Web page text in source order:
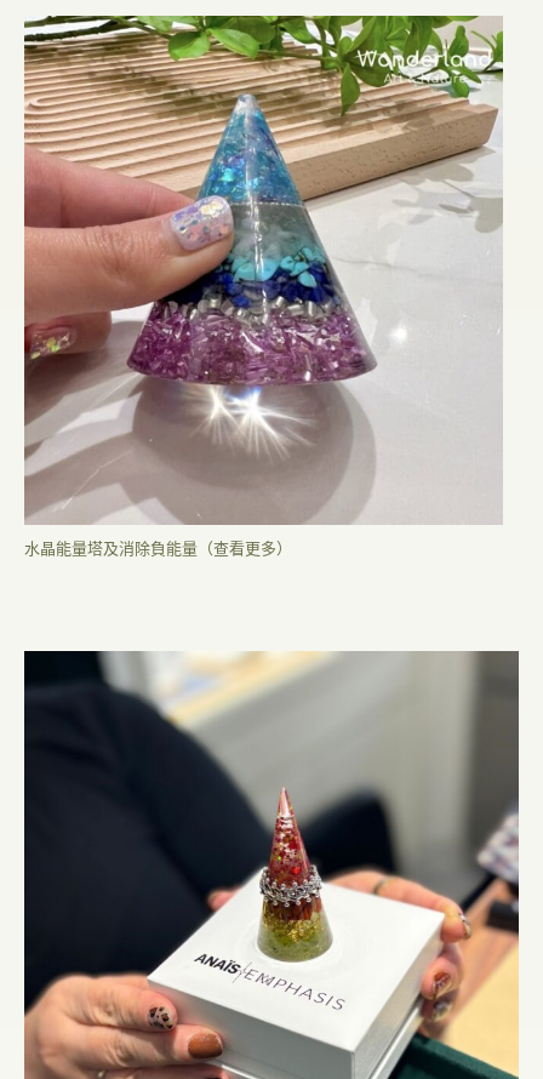
水晶能量塔及消除負能量（查看更多）